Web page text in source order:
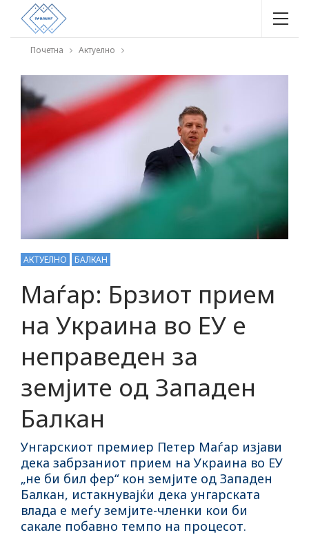
Почетна Актуелно
АКТУЕЛНО БАЛКАН
Маѓар: Брзиот прием
на Украина во ЕУ е
неправеден за
земјите од Западен
Балкан
Унгарскиот премиер Петер Маѓар изјави
дека забрзаниот прием на Украина во ЕУ
„не би бил фер“ кон земјите од Западен
Балкан, истакнувајќи дека унгарската
влада е меѓу земјите-членки кои би
сакале побавно темпо на процесот.